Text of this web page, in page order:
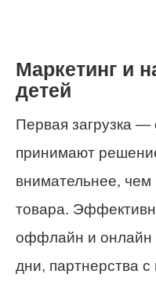
Маркетинг и
детей
Первая загрузка —
принимают
внимательнее, чем
товара.
оффлайн и онлайн
дни, партнерства